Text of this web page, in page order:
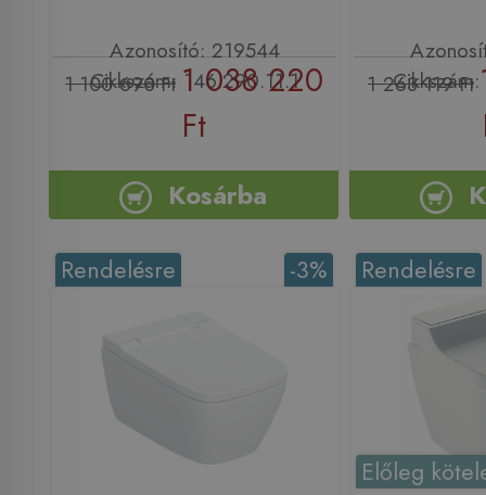
Azonosító: 219544
Cikkszám: 146.290.11.1
1 100 690 Ft 1 038 220
Ft
Kosárba
1 263 119 Ft
-3%
Rendelésre Rendelésre
Előleg